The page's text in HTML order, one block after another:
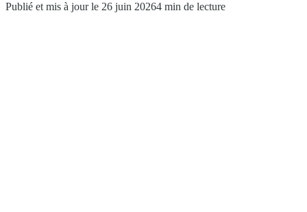
Publié et mis à jour le 26 juin 20264 min de lecture